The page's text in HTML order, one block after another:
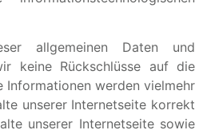
allgemeinen Daten und
keine Rückschlüsse auf die
Informationen werden vielmehr
unserer Internetseite korrekt
unserer Internetseite sowie